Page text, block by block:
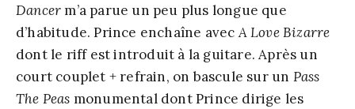
Dancerm’a parue un peu plus longue que
d’habitude. Prince enchaîne avecA Love Bizarre
dont le riff est introduit à la guitare. Après un
court couplet + refrain, on bascule sur un Pass
The Peas monumental dont Prince dirige les